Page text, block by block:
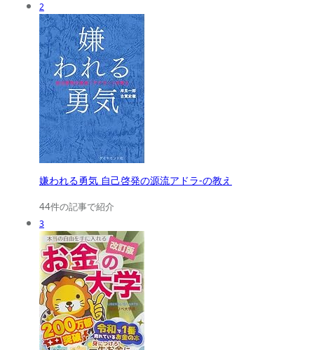
2
嫌われる勇気 自己啓発の源流アドラ-の教え
44件の記事で紹介
3